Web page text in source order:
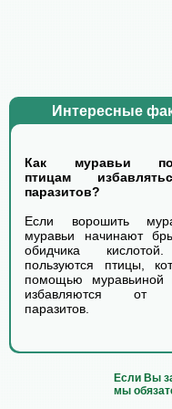
Интересные
Как муравьи
птицам
паразитов?
Если ворошить
муравьи начинают
обидчика
пользуются птицы,
помощью муравьиной
избавляются от
паразитов.
Если Вы
мы